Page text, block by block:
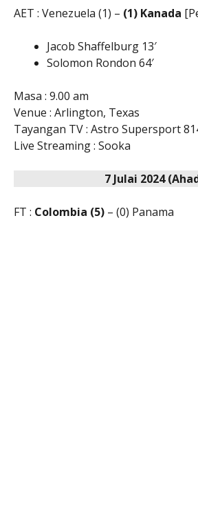
AET : Venezuela (1) – (1) Kanada
Jacob Shaffelburg 13′
Solomon Rondon 64′
Masa : 9.00 am
Venue : Arlington, Texas
Tayangan TV : Astro Supersport
Live Streaming : Sooka
7 Julai 2024
FT : Colombia (5) – (0) Panama